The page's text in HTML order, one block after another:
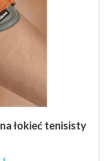
łokieć tenisisty